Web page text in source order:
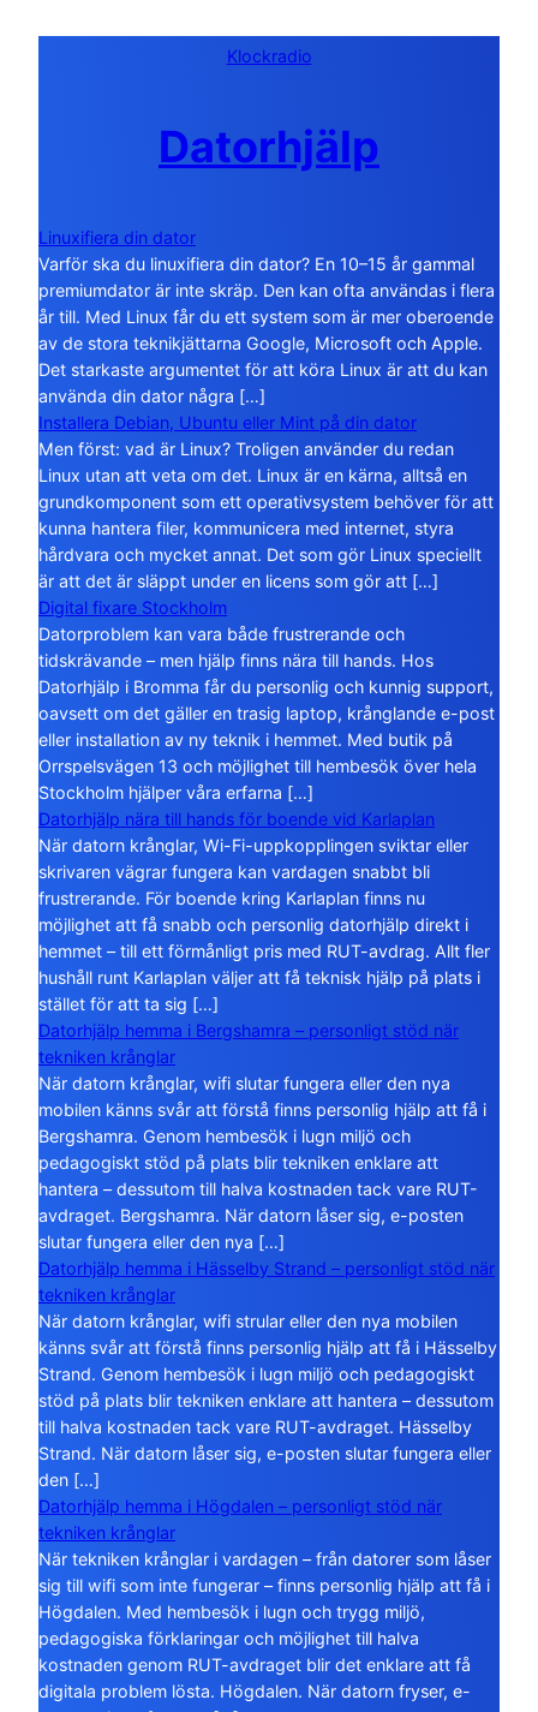
Klockradio
Datorhjälp
Linuxifiera din dator
Varför ska du linuxifiera din dator? En 10–15 år gammal
premiumdator är inte skräp. Den kan ofta användas i flera
år till. Med Linux får du ett system som är mer oberoende
av de stora teknikjättarna Google, Microsoft och Apple.
Det starkaste argumentet för att köra Linux är att du kan
använda din dator några […]
Installera Debian, Ubuntu eller Mint på din dator
Men först: vad är Linux? Troligen använder du redan
Linux utan att veta om det. Linux är en kärna, alltså en
grundkomponent som ett operativsystem behöver för att
kunna hantera filer, kommunicera med internet, styra
hårdvara och mycket annat. Det som gör Linux speciellt
är att det är släppt under en licens som gör att […]
Digital fixare Stockholm
Datorproblem kan vara både frustrerande och
tidskrävande – men hjälp finns nära till hands. Hos
Datorhjälp i Bromma får du personlig och kunnig support,
oavsett om det gäller en trasig laptop, krånglande e-post
eller installation av ny teknik i hemmet. Med butik på
Orrspelsvägen 13 och möjlighet till hembesök över hela
Stockholm hjälper våra erfarna […]
Datorhjälp nära till hands för boende vid Karlaplan
När datorn krånglar, Wi-Fi-uppkopplingen sviktar eller
skrivaren vägrar fungera kan vardagen snabbt bli
frustrerande. För boende kring Karlaplan finns nu
möjlighet att få snabb och personlig datorhjälp direkt i
hemmet – till ett förmånligt pris med RUT-avdrag. Allt fler
hushåll runt Karlaplan väljer att få teknisk hjälp på plats i
stället för att ta sig […]
Datorhjälp hemma i Bergshamra – personligt stöd när
tekniken krånglar
När datorn krånglar, wifi slutar fungera eller den nya
mobilen känns svår att förstå finns personlig hjälp att få i
Bergshamra. Genom hembesök i lugn miljö och
pedagogiskt stöd på plats blir tekniken enklare att
hantera – dessutom till halva kostnaden tack vare RUT-
avdraget. Bergshamra. När datorn låser sig, e-posten
slutar fungera eller den nya […]
Datorhjälp hemma i Hässelby Strand – personligt stöd när
tekniken krånglar
När datorn krånglar, wifi strular eller den nya mobilen
känns svår att förstå finns personlig hjälp att få i Hässelby
Strand. Genom hembesök i lugn miljö och pedagogiskt
stöd på plats blir tekniken enklare att hantera – dessutom
till halva kostnaden tack vare RUT-avdraget. Hässelby
Strand. När datorn låser sig, e-posten slutar fungera eller
den […]
Datorhjälp hemma i Högdalen – personligt stöd när
tekniken krånglar
När tekniken krånglar i vardagen – från datorer som låser
sig till wifi som inte fungerar – finns personlig hjälp att få i
Högdalen. Med hembesök i lugn och trygg miljö,
pedagogiska förklaringar och möjlighet till halva
kostnaden genom RUT-avdraget blir det enklare att få
digitala problem lösta. Högdalen. När datorn fryser, e-